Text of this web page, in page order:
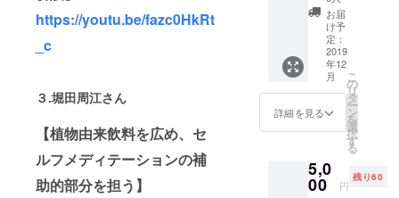
https://youtu.be/fazc0HkRt
_c
３.堀田周江さん
【植物由来飲料を広め、セ
ルフメディテーションの補
助的部分を担う】
て御礼
メール
を差し
上げま
す。
お届
け予
定：
2019
年12
月
詳細を見る
こ
の
リ
タ
ー
ン
を
選
択
す
る
5,0
00 円
残り60